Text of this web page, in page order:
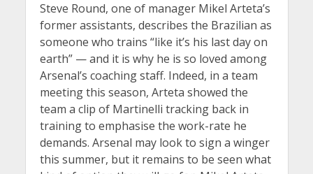
Steve Round, one of manager Mikel Arteta’s
former assistants, describes the Brazilian as
someone who trains “like it’s his last day on
earth” — and it is why he is so loved among
Arsenal’s coaching staff. Indeed, in a team
meeting this season, Arteta showed the
team a clip of Martinelli tracking back in
training to emphasise the work-rate he
demands. Arsenal may look to sign a winger
this summer, but it remains to be seen what